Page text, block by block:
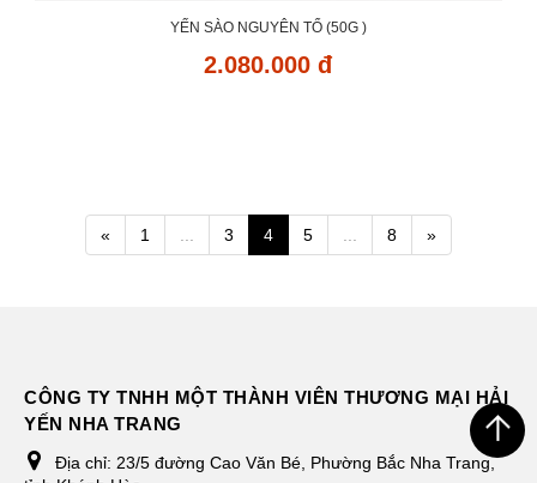
YẾN SÀO NGUYÊN TỔ (50G )
2.080.000 đ
« 1 ... 3 4 5 ... 8 »
CÔNG TY TNHH MỘT THÀNH VIÊN THƯƠNG MẠI HẢI
YẾN NHA TRANG
Địa chỉ: 23/5 đường Cao Văn Bé, Phường Bắc Nha Trang,